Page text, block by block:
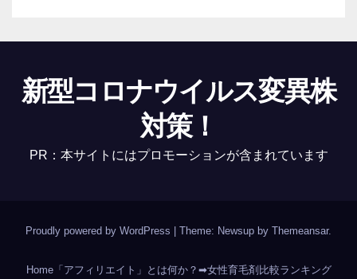
新型コロナウイルス変異株
対策！
PR：本サイトにはプロモーションが含まれています
Proudly powered by WordPress Theme: Newsup by Themeansar.
Home「アフィリエイト」とは何か？ ➡女性育毛剤比較ランキング